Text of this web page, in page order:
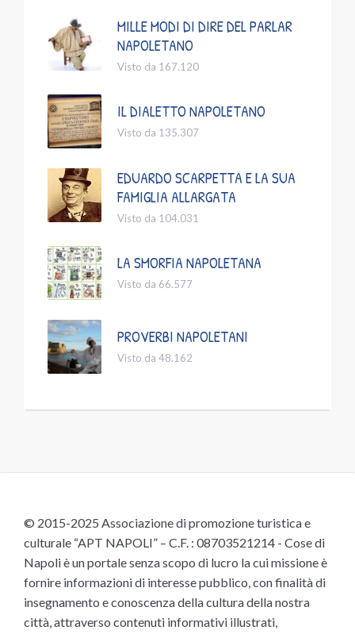
MILLE MODI DI DIRE DEL PARLAR
NAPOLETANO
Visto da 167.120
IL DIALETTO NAPOLETANO
Visto da 135.307
EDUARDO SCARPETTA E LA SUA
FAMIGLIA ALLARGATA
Visto da 104.031
LA SMORFIA NAPOLETANA
Visto da 66.577
PROVERBI NAPOLETANI
Visto da 48.162
© 2015-2025 Associazione di promozione turistica e
culturale “APT NAPOLI” – C.F. : 08703521214 - Cose di
Napoli è un portale senza scopo di lucro la cui missione è
fornire informazioni di interesse pubblico, con finalità di
insegnamento e conoscenza della cultura della nostra
città, attraverso contenuti informativi illustrati,